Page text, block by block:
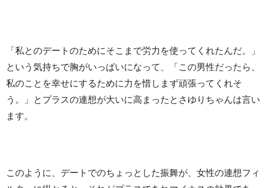
「私とのデートのためにそこまで労力を使ってくれたんだ。」
という気持ちで胸がいっぱいになって、「この男性だったら、
私のことを幸せにするために力を惜しまず頑張ってくれそ
う。」とプラスの連想が大いに高まったとさゆりちゃんは言い
ます。
このように、デートでのちょっとした振舞が、女性の連想フィ